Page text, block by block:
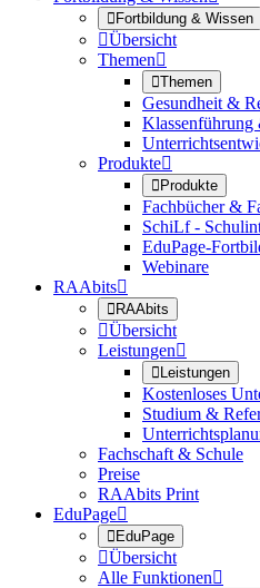
Fortbildung & Wissen
Übersicht
Themen
Themen
Gesundheit &
Produkte
Produkte
Fachbücher &
SchiLf -
EduPage-
Webinare
RAAbits
RAAbits
Übersicht
Leistungen
Leistungen
Kostenloses
Studium &
Fachschaft & Schule
Preise
RAAbits Print
EduPage
EduPage
Übersicht
Alle Funktionen